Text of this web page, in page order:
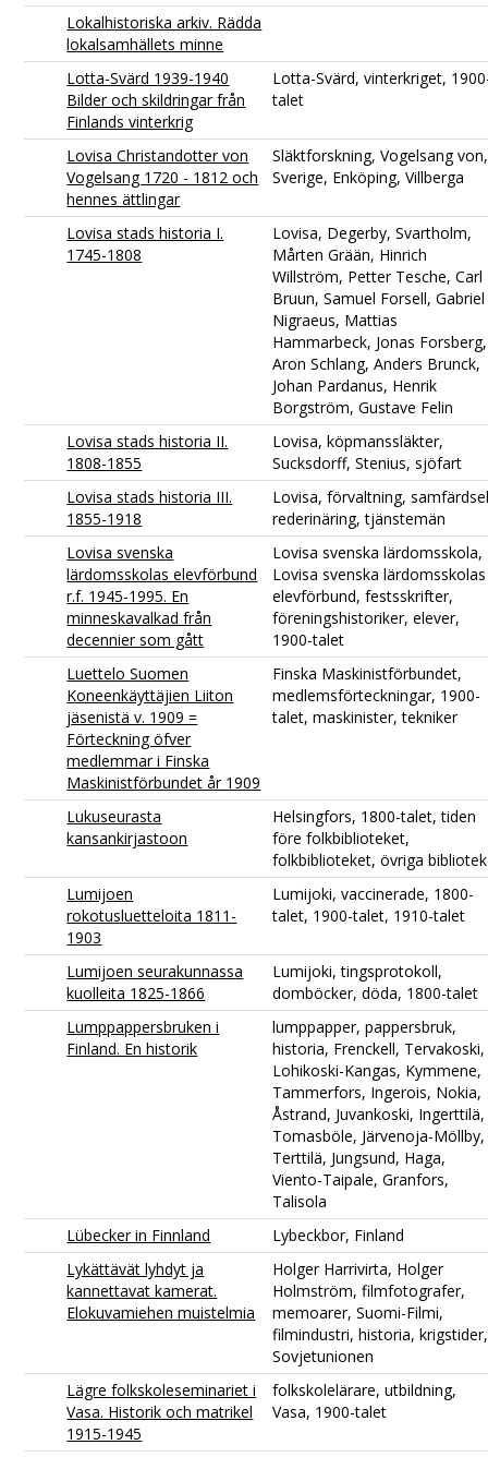
Lokalhistoriska arkiv. Rädda
lokalsamhällets minne
Lotta-Svärd 1939-1940
Bilder och skildringar från
Finlands vinterkrig
Lotta-Svärd, vinterkriget,
talet
Lovisa Christandotter von
Vogelsang 1720 - 1812 och
hennes ättlingar
Släktforskning, Vogelsang von,
Sverige, Enköping, Villberga
Lovisa stads historia I.
1745-1808
Lovisa, Degerby, Svartholm,
Mårten Grään, Hinrich
Willström, Petter Tesche, Carl
Bruun, Samuel Forsell, Gabriel
Nigraeus, Mattias
Hammarbeck, Jonas Forsberg,
Aron Schlang, Anders Brunck,
Johan Pardanus, Henrik
Borgström, Gustave Felin
Lovisa stads historia II.
1808-1855
Lovisa, köpmanssläkter,
Sucksdorff, Stenius, sjöfart
Lovisa stads historia III.
1855-1918
Lovisa, förvaltning,
rederinäring, tjänstemän
Lovisa svenska
lärdomsskolas elevförbund
r.f. 1945-1995. En
minneskavalkad från
decennier som gått
Lovisa svenska lärdomsskola,
Lovisa svenska lärdomsskolas
elevförbund, festsskrifter,
föreningshistoriker, elever,
1900-talet
Luettelo Suomen
Koneenkäyttäjien Liiton
jäsenistä v. 1909 =
Förteckning öfver
medlemmar i Finska
Maskinistförbundet år 1909
Finska Maskinistförbundet,
medlemsförteckningar, 1900-
talet, maskinister, tekniker
Lukuseurasta
kansankirjastoon
Helsingfors, 1800-talet, tiden
före folkbiblioteket,
folkbiblioteket, övriga bibliotek
Lumijoen
rokotusluetteloita 1811-
1903
Lumijoki, vaccinerade, 1800-
talet, 1900-talet, 1910-talet
Lumijoen seurakunnassa
kuolleita 1825-1866
Lumijoki, tingsprotokoll,
domböcker, döda, 1800-talet
Lumppappersbruken i
Finland. En historik
lumppapper, pappersbruk,
historia, Frenckell, Tervakoski,
Lohikoski-Kangas, Kymmene,
Tammerfors, Ingerois, Nokia,
Åstrand, Juvankoski, Ingerttilä,
Tomasböle, Järvenoja-Möllby,
Terttilä, Jungsund, Haga,
Viento-Taipale, Granfors,
Talisola
Lübecker in Finnland
Lybeckbor, Finland
Lykättävät lyhdyt ja
kannettavat kamerat.
Elokuvamiehen muistelmia
Holger Harrivirta, Holger
Holmström, filmfotografer,
memoarer, Suomi-Filmi,
filmindustri, historia, krigstider,
Sovjetunionen
Lägre folkskoleseminariet i
Vasa. Historik och matrikel
1915-1945
folkskolelärare, utbildning,
Vasa, 1900-talet